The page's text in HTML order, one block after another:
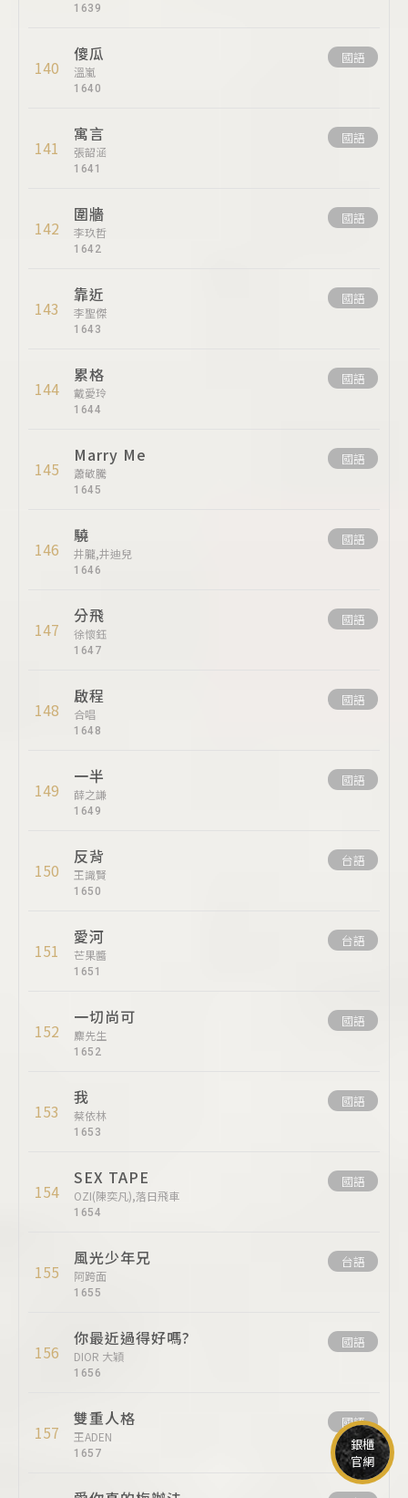
1639
140
傻瓜
溫嵐
1640
國語
141
寓言
張韶涵
1641
國語
142
圍牆
李玖哲
1642
國語
143
靠近
李聖傑
1643
國語
144
累格
戴愛玲
1644
國語
145
Marry Me
蕭敬騰
1645
國語
146
驍
井朧,井迪兒
1646
國語
147
分飛
徐懷鈺
1647
國語
148
啟程
合唱
1648
國語
149
一半
薛之謙
1649
國語
150
反背
王識賢
1650
台語
151
愛河
芒果醬
1651
台語
152
一切尚可
麋先生
1652
國語
153
我
蔡依林
1653
國語
154
SEX TAPE
OZI(陳奕凡),落日飛車
1654
國語
155
風光少年兄
阿跨面
1655
台語
156
你最近過得好嗎?
DIOR 大穎
1656
國語
157
雙重人格
王ADEN
1657
國語
銀櫃
官網